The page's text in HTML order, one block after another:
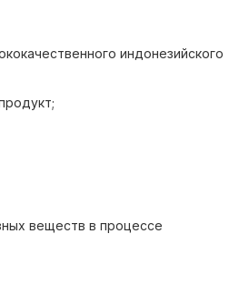
индонезийского
аромата и вкуса;
веществ в процессе